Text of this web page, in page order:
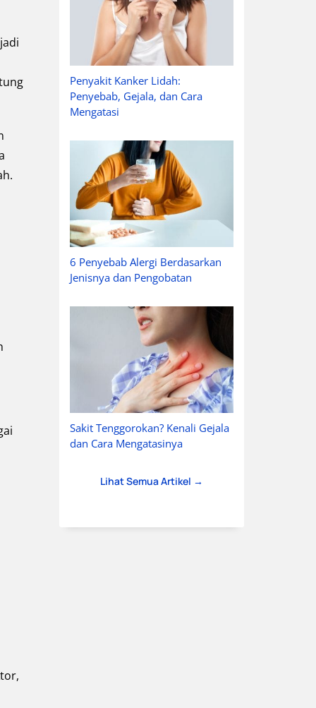
Penyakit Kanker Lidah:
Penyebab, Gejala, dan Cara
Mengatasi
6 Penyebab Alergi Berdasarkan
Jenisnya dan Pengobatan
Sakit Tenggorokan? Kenali Gejala
dan Cara Mengatasinya
Lihat Semua Artikel →